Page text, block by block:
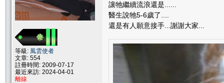
等級: 風雲使者
文章: 554
註冊時間: 2009-07-17
最近來訪: 2024-04-01
離線
讓牠繼續流浪還是......
醫生說牠5-6歲了....
還是有人願意接手...謝謝大家...